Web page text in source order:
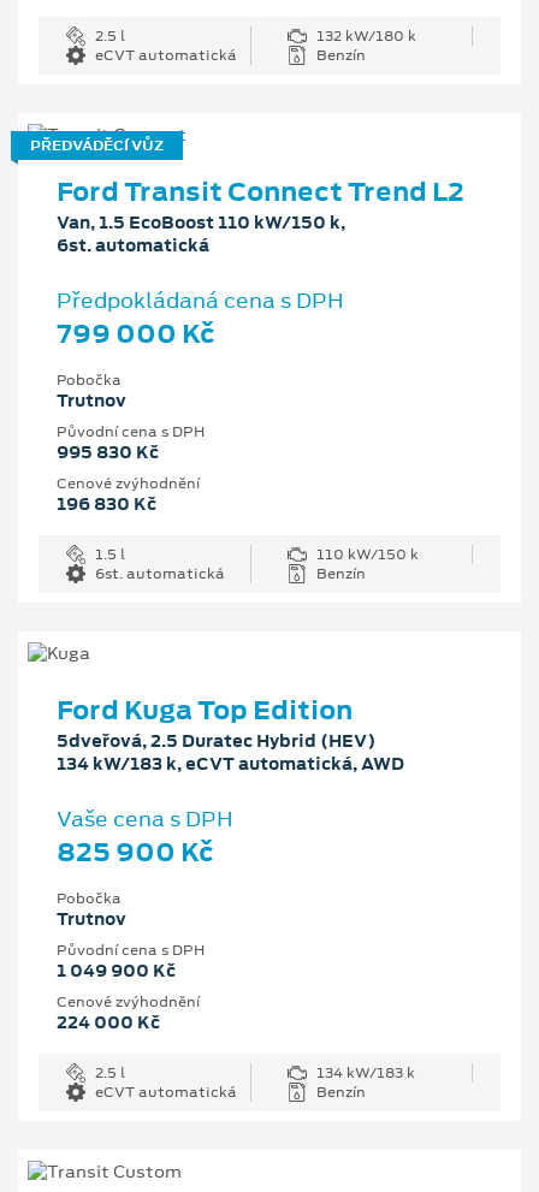
2.5 l
132 kW/180 k
eCVT automatická
Benzín
PŘEDVÁDĚCÍ VŮZ
Ford Transit Connect Trend L2
Van, 1.5 EcoBoost 110 kW/150 k,
6st. automatická
Předpokládaná cena s DPH
799 000 Kč
Pobočka
Trutnov
Původní cena s DPH
995 830 Kč
Cenové zvýhodnění
196 830 Kč
1.5 l
110 kW/150 k
6st. automatická
Benzín
Ford Kuga Top Edition
5dveřová, 2.5 Duratec Hybrid (HEV)
134 kW/183 k, eCVT automatická, AWD
Vaše cena s DPH
825 900 Kč
Pobočka
Trutnov
Původní cena s DPH
1 049 900 Kč
Cenové zvýhodnění
224 000 Kč
2.5 l
134 kW/183 k
eCVT automatická
Benzín